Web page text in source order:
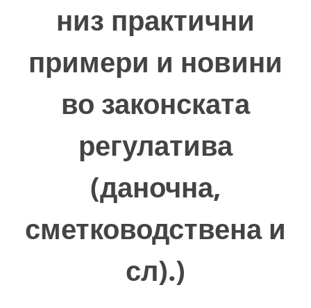
низ практични
примери и новини
во законската
регулатива
(даночна,
сметководствена и
сл).)